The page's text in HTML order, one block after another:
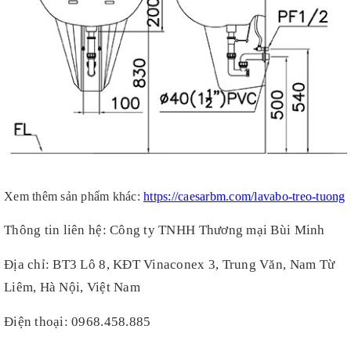
Xem thêm sản phẩm khác: https://caesarbm.com/lavabo-treo-tuong
Thông tin liên hệ: Công ty TNHH Thương mại Bùi Minh
Địa chỉ: BT3 Lô 8, KĐT Vinaconex 3, Trung Văn, Nam Từ
Liêm, Hà Nội, Việt Nam
Điện thoại:0968.458.885